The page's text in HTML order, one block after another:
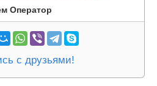
Оператор
с друзьями!